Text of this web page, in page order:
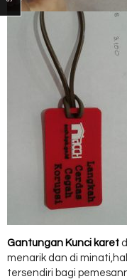
Gantungan Kunci karet
menarik dan di
tersendiri bagi